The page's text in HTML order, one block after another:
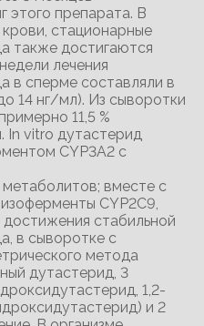
этого препарата. В
стационарные
также достигаются
лечения
в сперме составляли в
14 нг/мл). Из сыворотки
11,5 %
In vitro дутастерид
CYP3А2 с
вместе с
CYP2C9,
достижения стабильной
в сыворотке с
метода
дутастерид, 3
1,2-
и 2